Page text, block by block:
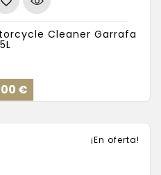
Cleaner Garrafa
5L
€
¡En oferta!